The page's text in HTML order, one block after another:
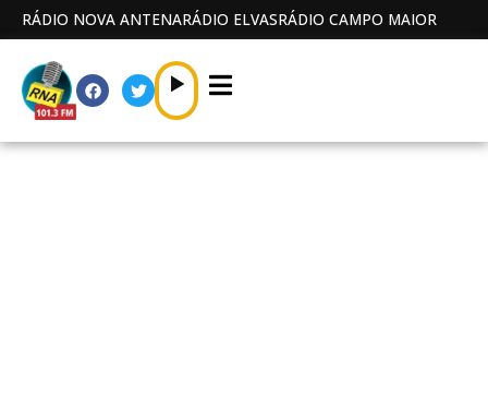
RÁDIO NOVA ANTENARÁDIO ELVASRÁDIO CAMPO MAIOR